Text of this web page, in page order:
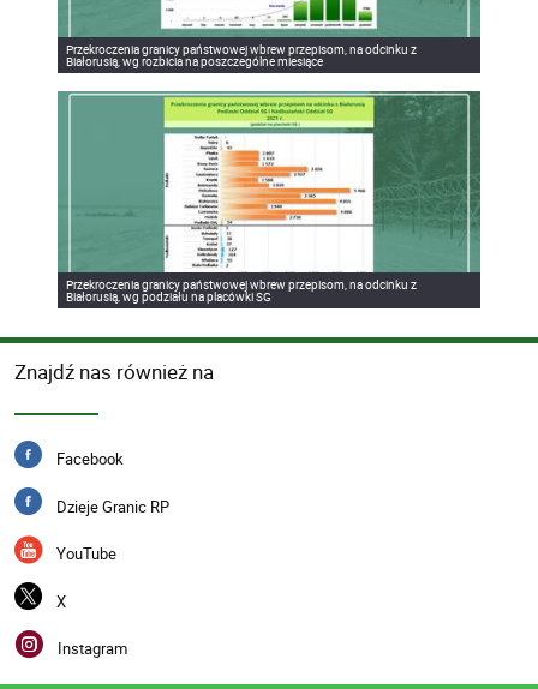
Przekroczenia granicy państwowej wbrew przepisom, na odcinku z
Białorusią, wg rozbicia na poszczególne miesiące
Przekroczenia granicy państwowej wbrew przepisom, na odcinku z
Białorusią, wg podziału na placówki SG
Znajdź nas również na
Facebook
Dzieje Granic RP
YouTube
X
Instagram